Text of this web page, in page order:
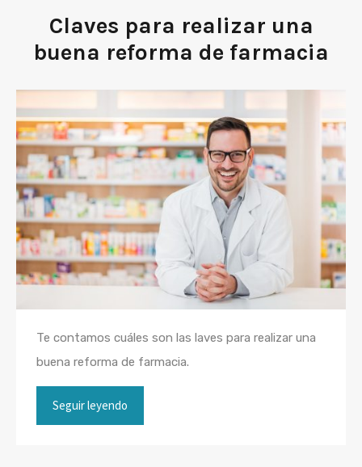
Claves para realizar una
buena reforma de farmacia
Te contamos cuáles son las laves para realizar una
buena reforma de farmacia.
Seguir leyendo